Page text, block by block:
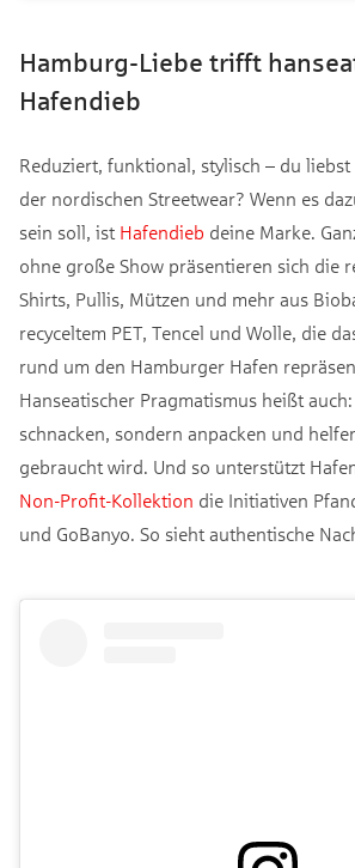
Hamburg-Liebe trifft
Hafendieb
Reduziert, funktional, stylisch – du
der nordischen Streetwear? Wenn es
sein soll, ist Hafendieb deine Marke.
ohne große Show präsentieren sich die
Shirts, Pullis, Mützen und mehr aus
recyceltem PET, Tencel und Wolle, die
rund um den Hamburger Hafen
Hanseatischer Pragmatismus heißt
schnacken, sondern anpacken und
gebraucht wird. Und so unterstützt
Non-Profit-Kollektion die Initiativen
und GoBanyo. So sieht authentische